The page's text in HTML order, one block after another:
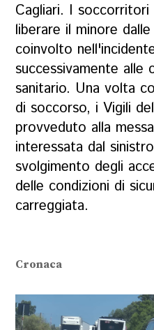
Cagliari. I
liberare il minore
coinvolto
successivamente alle
sanitario. Una volta
di soccorso, i Vigili
provveduto alla
interessata dal
svolgimento degli
delle condizioni di
carreggiata.
Cronaca